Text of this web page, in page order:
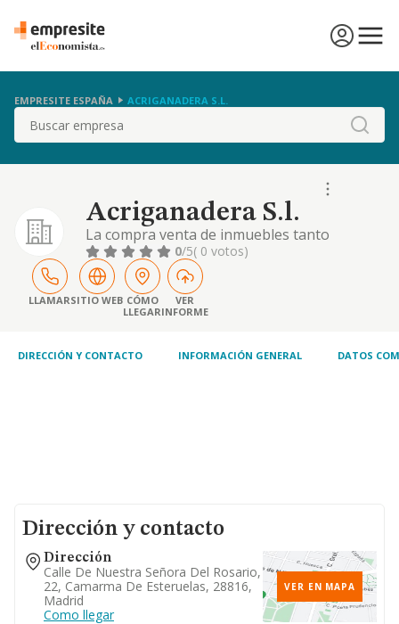
EMPRESITE ESPAÑA ACRIGANADERA S.L.
Buscar
Acriganadera S.l.
La compra venta de inmuebles tanto
rusticos como urbanos.
0/5( 0 votos)
LLAMARSITIO WEB CÓMO
LLEGAR
VER
INFORME
DIRECCIÓN Y CONTACTO INFORMACIÓN GENERAL DATOS
Dirección y contacto
Dirección
Calle De Nuestra Señora Del Rosario,
22, Camarma De Esteruelas, 28816,
Madrid
Como llegar
VER EN MAPA